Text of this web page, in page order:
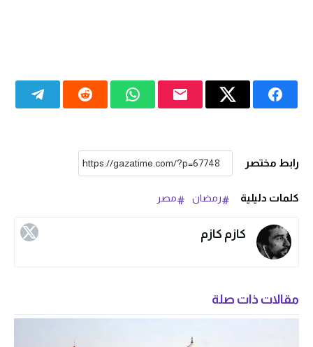
رابط مختصر
كلمات دليلية رمضان مصر
كازم كازم
مقالات ذات صلة